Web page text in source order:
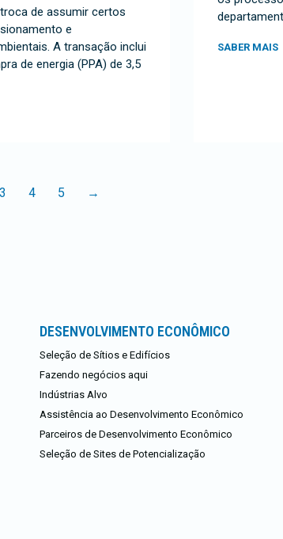
de assumir certos
e
A transação inclui
de energia (PPA) de 3,5
SABER MAIS
3 4 5 →
DESENVOLVIMENTO ECONÔMICO
Seleção de Sítios e Edifícios
Fazendo negócios aqui
Indústrias Alvo
Assistência ao Desenvolvimento Econômico
Parceiros de Desenvolvimento Econômico
Seleção de Sites de Potencialização